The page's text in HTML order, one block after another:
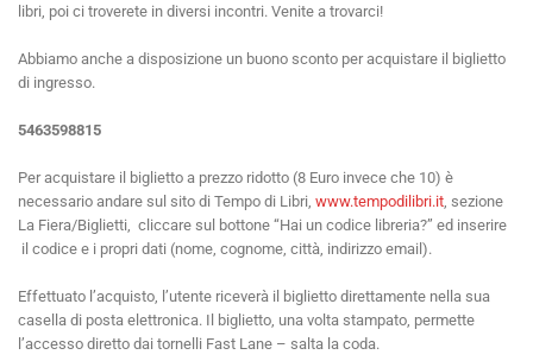
libri, poi ci troverete in diversi incontri. Venite a trovarci!
Abbiamo anche a disposizione un buono sconto per acquistare il biglietto
di ingresso.
5463598815
Per acquistare il biglietto a prezzo ridotto (8 Euro invece che 10) è
necessario andare sul sito di Tempo di Libri, www.tempodilibri.it , sezione
La Fiera/Biglietti, cliccare sul bottone “Hai un codice libreria?” ed inserire
il codice e i propri dati (nome, cognome, città, indirizzo email).
Effettuato l’acquisto, l’utente riceverà il biglietto direttamente nella sua
casella di posta elettronica. Il biglietto, una volta stampato, permette
l’accesso diretto dai tornelli Fast Lane – salta la coda.